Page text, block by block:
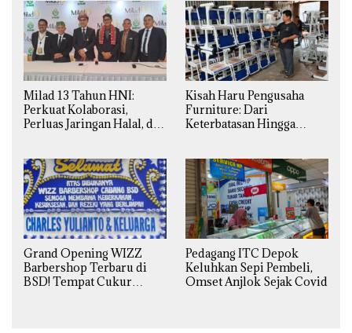
Milad 13 Tahun HNI:
Perkuat Kolaborasi,
Perluas Jaringan Halal, dan
Kisah Haru Pengusaha
Furniture: Dari
Keterbatasan Hingga
Grand Opening WIZZ
Barbershop Terbaru di
BSD! Tempat Cukur
Pedagang ITC Depok
Keluhkan Sepi Pembeli,
Omset Anjlok Sejak Covid